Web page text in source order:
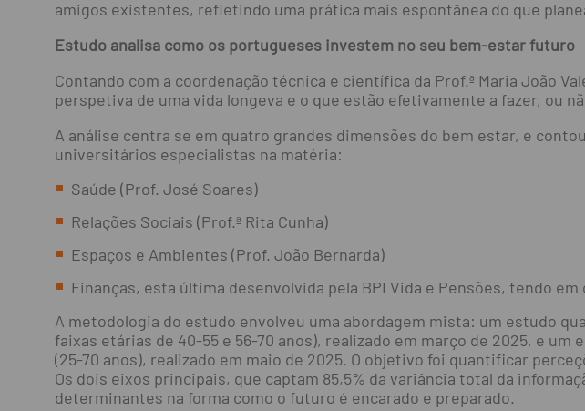
amigos existentes, refletindo uma prática mais espontânea do que
Estudo analisa como os portugueses investem no seu bem-estar futuro
Contando com a coordenação técnica e científica da Prof.ª Maria João
perspetiva de uma vida longeva e o que estão efetivamente a fazer, ou
A análise centra se em quatro grandes dimensões do bem estar, e
universitários especialistas na matéria:
Saúde (Prof. José Soares)
Relações Sociais (Prof.ª Rita Cunha)
Espaços e Ambientes (Prof. João Bernarda)
Finanças, esta última desenvolvida pela BPI Vida e Pensões, tendo
A metodologia do estudo envolveu uma abordagem mista: um estudo
faixas etárias de 40-55 e 56-70 anos), realizado em março de 2025, e
(25-70 anos), realizado em maio de 2025. O objetivo foi quantificar
Os dois eixos principais, que captam 85,5% da variância total da
determinantes na forma como o futuro é encarado e preparado.